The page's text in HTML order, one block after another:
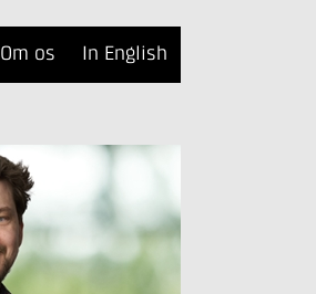
Om os In English